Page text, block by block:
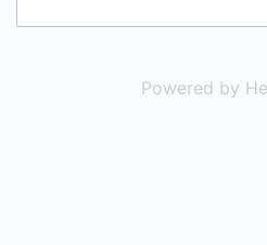
Powered by